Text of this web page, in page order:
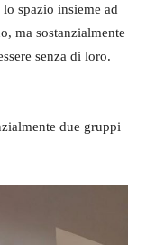
spazio insieme ad
ma sostanzialmente
senza di loro.
due gruppi